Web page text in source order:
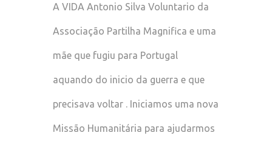
A VIDA Antonio Silva Voluntario da
Associação Partilha Magnifica e uma
mãe que fugiu para Portugal
aquando do inicio da guerra e que
precisava voltar . Iniciamos uma nova
Missão Humanitária para ajudarmos